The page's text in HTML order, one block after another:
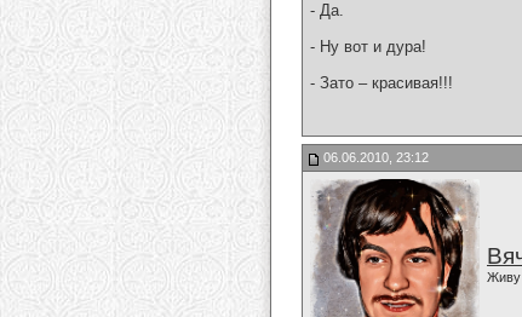
- Да.
- Ну вот и дура!
- Зато – красивая!!!
06.06.2010, 23:12
Живу